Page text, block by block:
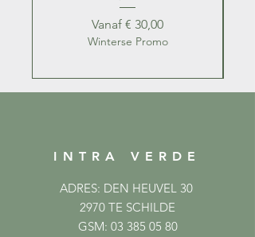
Vanaf € 30,00
Verkoopprijs
Winterse Promo
INTRA VERDE
ADRES: DEN HEUVEL 30
2970 TE SCHILDE
GSM: 03 385 05 80